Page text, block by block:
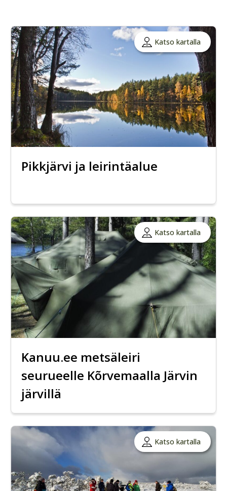
Katso kartalla
Pikkjärvi ja leirintäalue
Katso kartalla
Kanuu.ee metsäleiri
seurueelle Kõrvemaalla Järvin
järvillä
Katso kartalla